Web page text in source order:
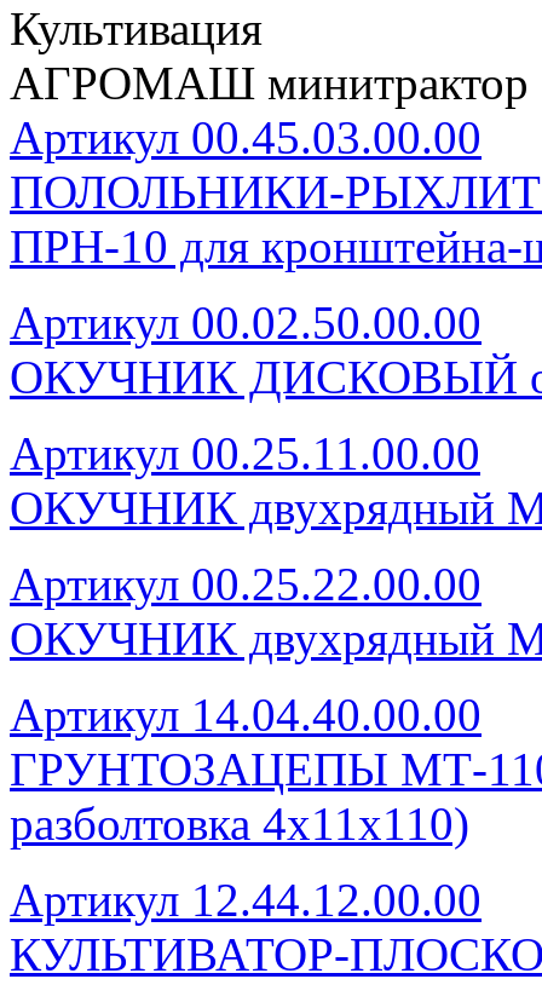
Культивация
АГРОМАШ
Артикул 00.45.03.00.00
ПОЛОЛЬНИКИ-
ПРН-10 для кронштейна-
Артикул 00.02.50.00.00
ОКУЧНИК ДИСКОВЫЙ
Артикул 00.25.11.00.00
ОКУЧНИК двухрядный
Артикул 00.25.22.00.00
ОКУЧНИК двухрядный
Артикул 14.04.40.00.00
ГРУНТОЗАЦЕПЫ МТ-110
разболтовка 4х11х110)
Артикул 12.44.12.00.00
КУЛЬТИВАТОР-